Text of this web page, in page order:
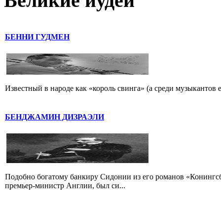
БЕННИ ГУДМЕН
Известный в народе как «король свинга» (а среди
БЕНДЖАМИН ДИЗРАЭЛИ
Подобно богатому банкиру Сидонии из его романов
премьер-министр Англии, был си...